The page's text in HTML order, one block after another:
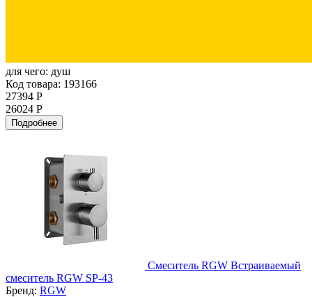
для чего: душ
Код товара: 193166
27394 Р
26024 Р
Подробнее
Смеситель RGW Встраиваемый
смеситель RGW SP-43
Бренд: RGW